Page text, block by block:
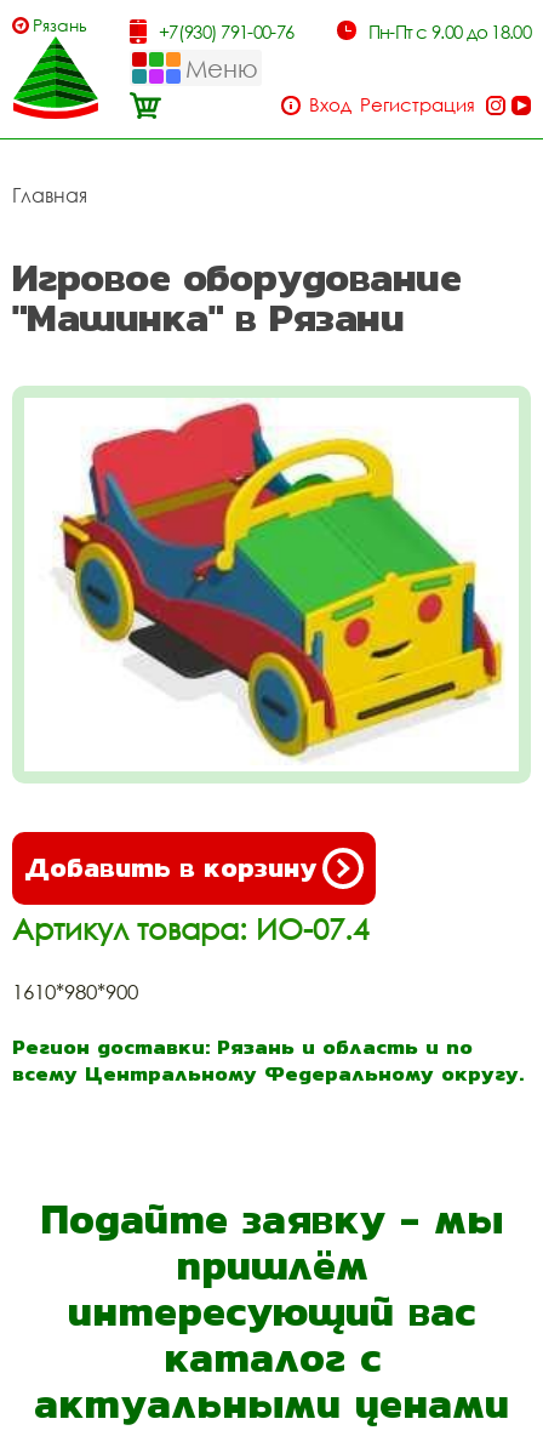
Рязань +7(930) 791-00-76 Пн-Пт с 9.00 до 18.00
Меню
Вход Регистрация
Главная
Игровое оборудование
"Машинка" в Рязани
Добавить в корзину
Артикул товара: ИО-07.4
1610*980*900
Регион доставки: Рязань и область и по
всему Центральному Федеральному округу.
Подайте заявку - мы
пришлём
интересующий вас
каталог с
актуальными ценами